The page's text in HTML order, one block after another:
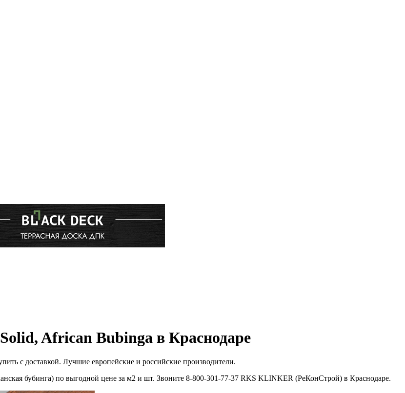
African Bubinga в Краснодаре
с доставкой. Лучшие европейские и российские производители.
бубинга) по выгодной цене за м2 и шт. Звоните 8-800-301-77-37 RKS KLINKER (РеКонСтрой) в Краснодаре.